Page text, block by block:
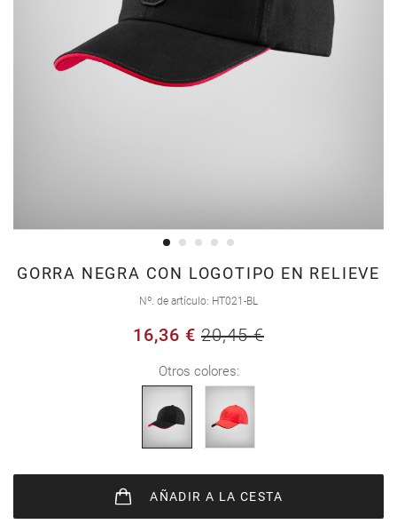
GORRA NEGRA CON LOGOTIPO EN RELIEVE
Nº. de artículo HT021-BL
16,36 € 20,45 €
Otros colores:
AÑADIR A LA CESTA
Saltar